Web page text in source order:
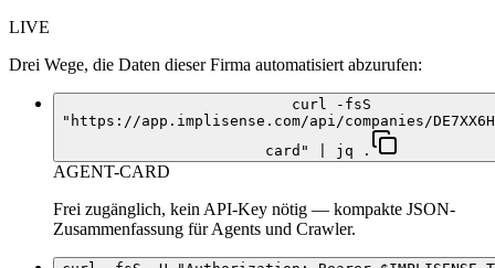
LIVE
Drei Wege, die Daten dieser Firma automatisiert abzurufen:
curl -fsS
"https://app.implisense.com/api/companies/
card" | jq .
AGENT-CARD
Frei zugänglich, kein API-Key nötig — kompakte JSON-
Zusammenfassung für Agents und Crawler.